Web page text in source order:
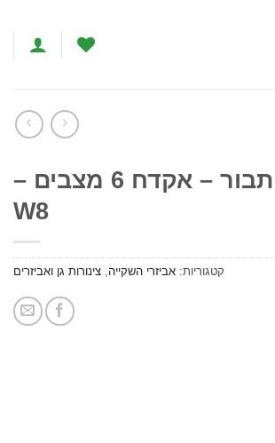
תבור – אקדח 6 מצבים –
W8
קטגוריות: אביזרי השקייה, צינורות גן ואביזרים